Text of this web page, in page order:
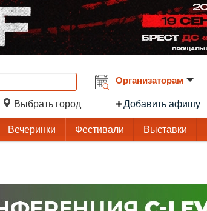
Выбрать город
Организаторам
Добавить афишу
Вечеринки Фестивали Выставки